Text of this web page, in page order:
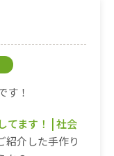
す！
てます！ | 社会
紹介した手作り